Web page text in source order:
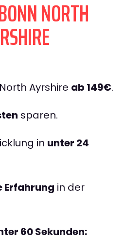
NORTH
Ayrshire ab 149€.
sparen.
in unter 24
Erfahrung in der
60 Sekunden: